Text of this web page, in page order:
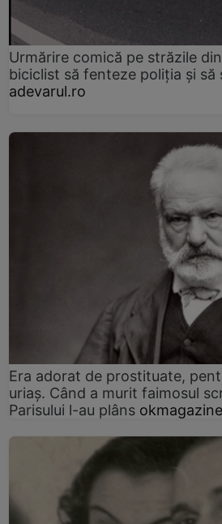
Urmărire comică pe străzile
biciclist să fenteze poliția și să
adevarul.ro
Era adorat de prostituate,
uriaș. Când a murit faimosul
Parisului l-au plâns